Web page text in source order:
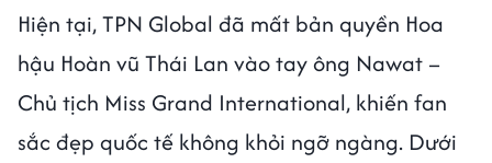
Hiện tại, TPN Global đã mất bản quyền Hoa
hậu Hoàn vũ Thái Lan vào tay ông Nawat –
Chủ tịch Miss Grand International, khiến fan
sắc đẹp quốc tế không khỏi ngỡ ngàng. Dưới